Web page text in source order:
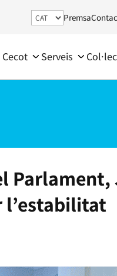
Premsa
Cecot Serveis
Parlament,
l’estabilitat